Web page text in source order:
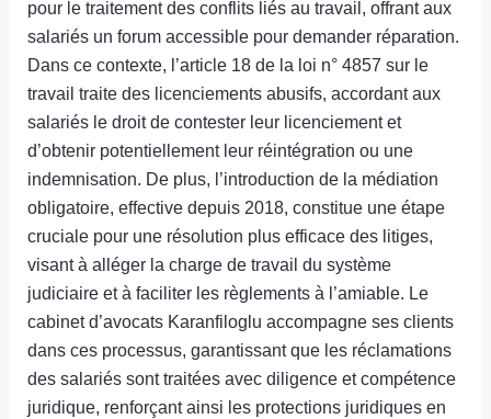
pour le traitement des conflits liés au travail, offrant aux
salariés un forum accessible pour demander réparation.
Dans ce contexte, l’article 18 de la loi n° 4857 sur le
travail traite des licenciements abusifs, accordant aux
salariés le droit de contester leur licenciement et
d’obtenir potentiellement leur réintégration ou une
indemnisation. De plus, l’introduction de la médiation
obligatoire, effective depuis 2018, constitue une étape
cruciale pour une résolution plus efficace des litiges,
visant à alléger la charge de travail du système
judiciaire et à faciliter les règlements à l’amiable. Le
cabinet d’avocats Karanfiloglu accompagne ses clients
dans ces processus, garantissant que les réclamations
des salariés sont traitées avec diligence et compétence
juridique, renforçant ainsi les protections juridiques en